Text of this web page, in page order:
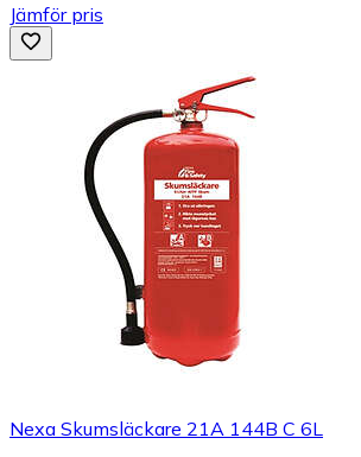
Jämför pris
Nexa Skumsläckare 21A 144B C 6L